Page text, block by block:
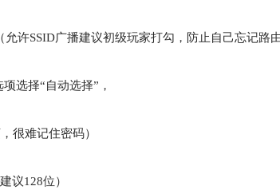
许SSID广播建议初级玩家打勾，防止自己忘记路
选择“自动选择”，
很难记住密码）
议128位）